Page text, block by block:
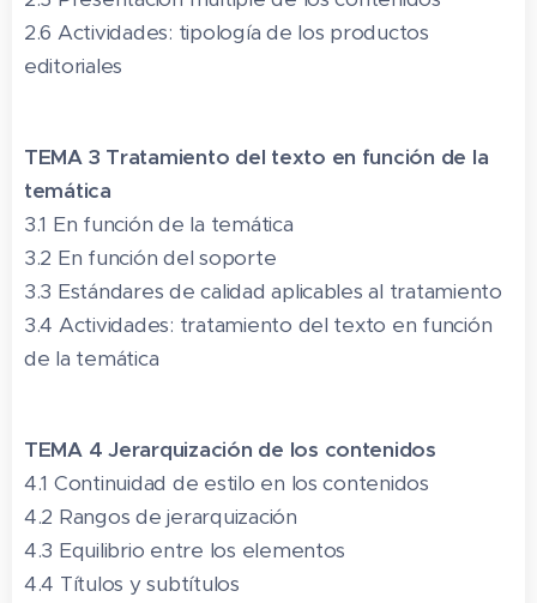
2.6 Actividades: tipología de los productos
editoriales
TEMA 3 Tratamiento del texto en función de la
temática
3.1 En función de la temática
3.2 En función del soporte
3.3 Estándares de calidad aplicables al tratamiento
3.4 Actividades: tratamiento del texto en función
de la temática
TEMA 4 Jerarquización de los contenidos
4.1 Continuidad de estilo en los contenidos
4.2 Rangos de jerarquización
4.3 Equilibrio entre los elementos
4.4 Títulos y subtítulos